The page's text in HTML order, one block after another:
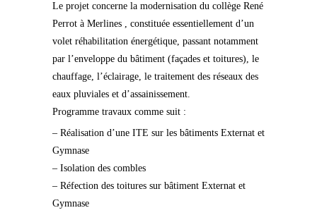
Le projet concerne la modernisation du collège René
Perrot à Merlines , constituée essentiellement d’un
volet réhabilitation énergétique, passant notamment
par l’enveloppe du bâtiment (façades et toitures), le
chauffage, l’éclairage, le traitement des réseaux des
eaux pluviales et d’assainissement.
Programme travaux comme suit :
– Réalisation d’une ITE sur les bâtiments Externat et
Gymnase
– Isolation des combles
– Réfection des toitures sur bâtiment Externat et
Gymnase